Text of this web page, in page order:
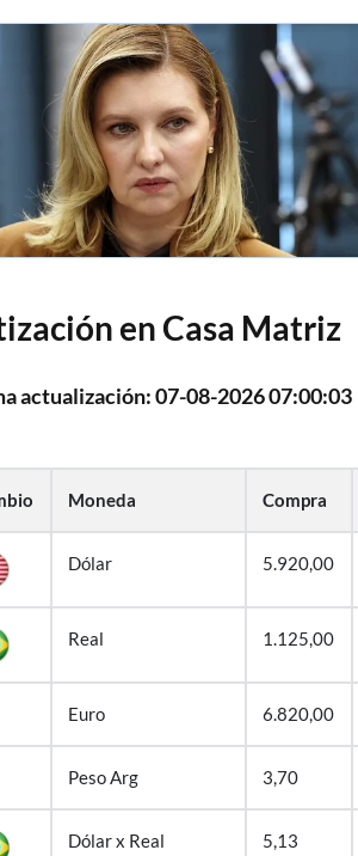
en Casa Matriz
actualización: 07-08-2026 07:00:03
Moneda Compra
Dólar 5.920,00
Real 1.125,00
Euro 6.820,00
Peso Arg 3,70
Dólar x Real 5,13